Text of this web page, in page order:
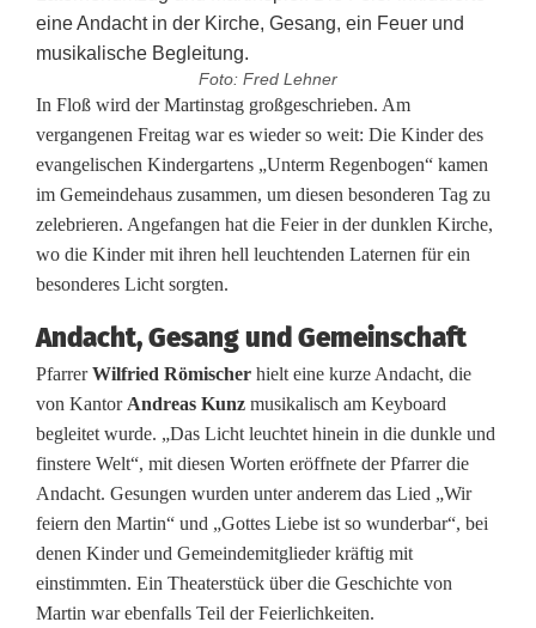
Foto: Fred Lehner
K
i
n
d
e
r
f
e
i
e
r
n
In Floß wird der Martinstag großgeschrieben. Am
vergangenen Freitag war es wieder so weit: Die Kinder des
evangelischen Kindergartens „Unterm Regenbogen“ kamen
im Gemeindehaus zusammen, um diesen besonderen Tag zu
zelebrieren. Angefangen hat die Feier in der dunklen Kirche,
wo die Kinder mit ihren hell leuchtenden Laternen für ein
besonderes Licht sorgten.
Andacht, Gesang und Gemeinschaft
PfarrerWilfried Römischer hielt eine kurze Andacht, die
von Kantor Andreas Kunz musikalisch am Keyboard
begleitet wurde. „Das Licht leuchtet hinein in die dunkle und
finstere Welt“, mit diesen Worten eröffnete der Pfarrer die
Andacht. Gesungen wurden unter anderem das Lied „Wir
feiern den Martin“ und „Gottes Liebe ist so wunderbar“, bei
denen Kinder und Gemeindemitglieder kräftig mit
einstimmten. Ein Theaterstück über die Geschichte von
Martin war ebenfalls Teil der Feierlichkeiten.